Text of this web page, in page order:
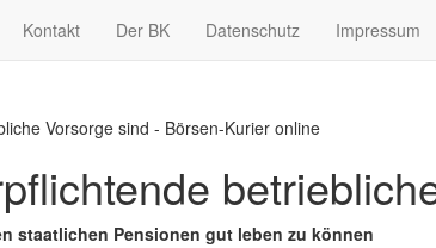
Kontakt Der BK Datenschutz Impressum
Vorsorge sind - Börsen-Kurier online
staatlichen Pensionen gut leben zu können